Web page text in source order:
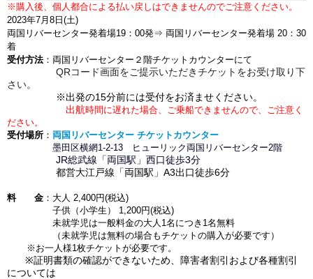
※購入後、個人都合による払い戻しはできませんのでご注意ください。
2023年7月8日(土)
両国リバーセンター発着場19：00発⇒ 両国リバーセンター発着場 20：30
着
受付方法：両国リバーセンター２階チケットカウンターにて
QRコード画面をご提示いただきチケットをお受け取り下
さい。
※出発の15分前には受付をお済ませください。
出航時間に遅れた場合、ご乗船できませんので、ご注意く
ださい。
受付場所 ： 両国リバーセンター チケットカウンター
墨田区横網1-2-13 ヒューリック両国リバーセンター2階
JR総武線「両国駅」西口徒歩3分
都営大江戸線「両国駅」A3出口徒歩6分
料 金 ：大人 2,400円(税込)
子供（小学生） 1,200円(税込)
未就学児は一般料金の大人1名につき1名無料
（未就学児は無料の場合もチケットの購入が必要です）
※お一人様1枚チケットが必要です。
※証明書類の確認ができないため、障害者割引および各種割引
については